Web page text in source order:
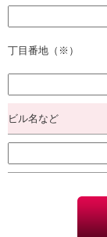
丁目番地（※）
ビル名など